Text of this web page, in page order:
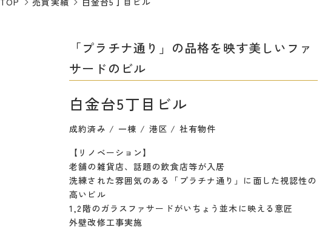
「プラチナ通り」の品格を映す美しいファ
サードのビル
白金台5丁目ビル
成約済み 一棟 港区
社有物件
【リノベーション】
老舗の雑貨店、話題の飲食店等が入居
洗練された雰囲気のある「プラチナ通り」に面した視認性の
高いビル
1,2階のガラスファサードがいちょう並木に映える意匠
外壁改修工事実施